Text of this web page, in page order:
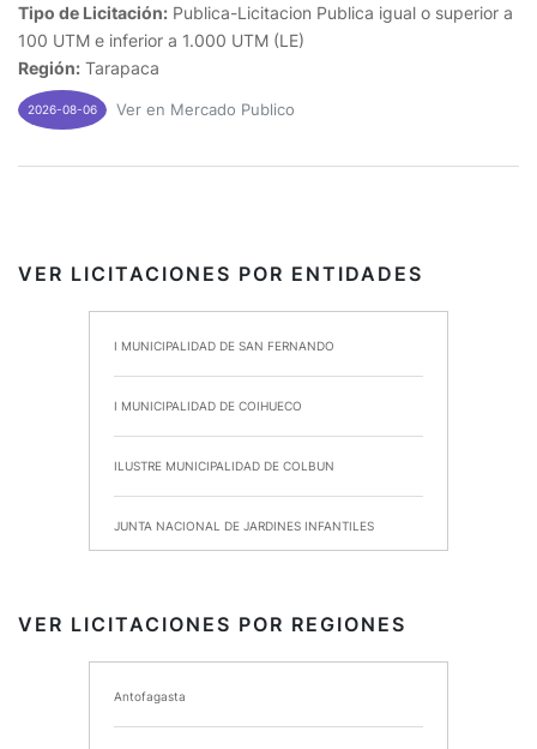
Tipo de Licitación: Publica-Licitacion Publica igual o superior a
100 UTM e inferior a 1.000 UTM (LE)
Región: Tarapaca
2026-08-06 Ver en Mercado Publico
VER LICITACIONES POR ENTIDADES
I MUNICIPALIDAD DE SAN FERNANDO
I MUNICIPALIDAD DE COIHUECO
ILUSTRE MUNICIPALIDAD DE COLBUN
JUNTA NACIONAL DE JARDINES INFANTILES
I MUNICIPALIDAD DE CHIMBARONGO
VER LICITACIONES POR REGIONES
Antofagasta